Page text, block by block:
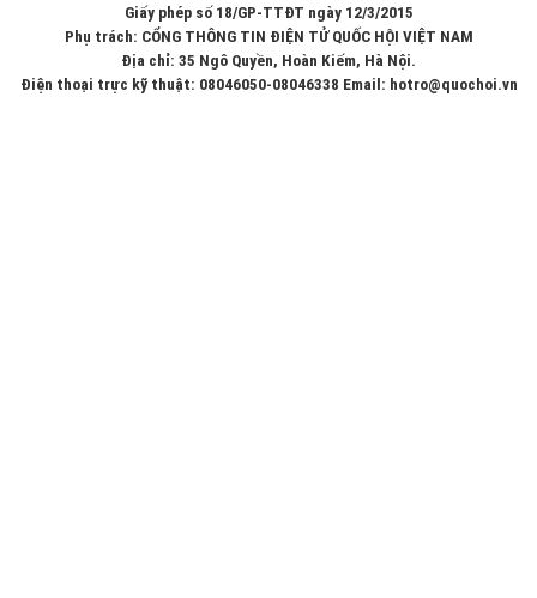
Giấy phép số 18/GP-TTĐT ngày 12/3/2015
Phụ trách: CỔNG THÔNG TIN ĐIỆN TỬ QUỐC HỘI VIỆT NAM
Địa chỉ: 35 Ngô Quyền, Hoàn Kiếm, Hà Nội.
Điện thoại trực kỹ thuật: 08046050-08046338 Email: hotro@quochoi.vn